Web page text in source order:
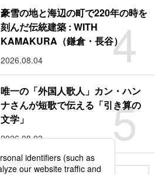
4
豪雪の地と海辺の町で220年の時を
刻んだ伝統建築 : WITH
KAMAKURA（鎌倉・長谷）
2026.08.04
5
唯一の「外国人歌人」カン・ハン
ナさんが短歌で伝える「引き算の
文学」
2026.08.03